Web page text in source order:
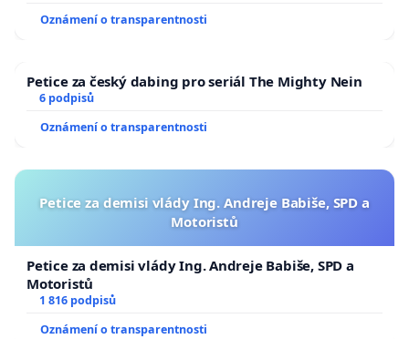
Oznámení o transparentnosti
Petice za český dabing pro seriál The Mighty Nein
6 podpisů
Oznámení o transparentnosti
Petice za demisi vlády Ing. Andreje Babiše, SPD a
Motoristů
Petice za demisi vlády Ing. Andreje Babiše, SPD a
Motoristů
1 816 podpisů
Oznámení o transparentnosti